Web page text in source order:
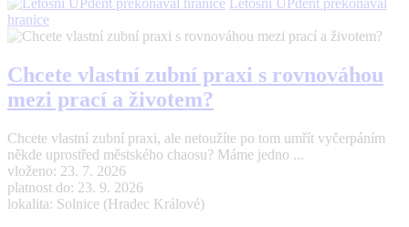
Letošní UPdent překonával
hranice
Chcete vlastní zubní praxi s rovnováhou
mezi prací a životem?
Chcete vlastní zubní praxi, ale netoužíte po tom umřít vyčerpáním
někde uprostřed městského chaosu? Máme jedno ...
vloženo: 23. 7. 2026
platnost do: 23. 9. 2026
lokalita: Solnice (Hradec Králové)